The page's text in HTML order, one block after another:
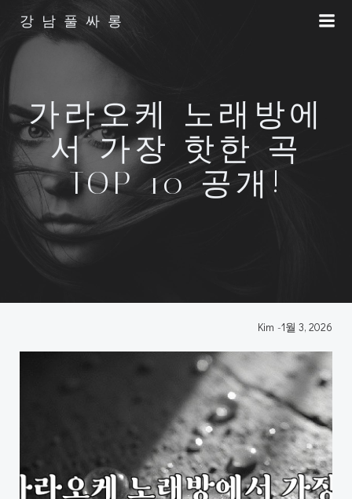
강남풀싸롱
가라오케 노래방에
서 가장 핫한 곡
TOP 10 공개!
Kim -1월 3, 2026